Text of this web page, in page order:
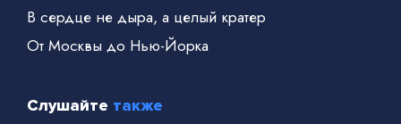
В сердце не дыра, а целый кратер
От Москвы до Нью-Йорка
Слушайте также